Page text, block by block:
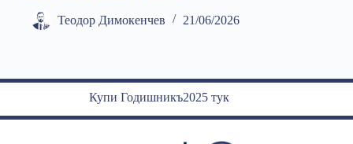
Теодор Димокенчев 21/06/2026
Купи Годишникъ2025 тук